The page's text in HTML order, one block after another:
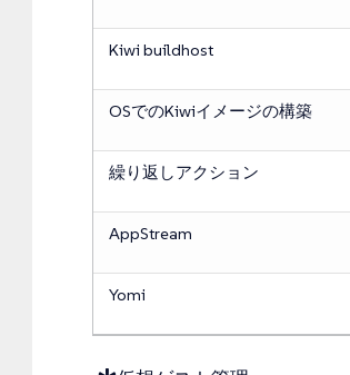
Kiwi buildhost
OSでのKiwiイメージの構築
繰り返しアクション
AppStream
Yomi